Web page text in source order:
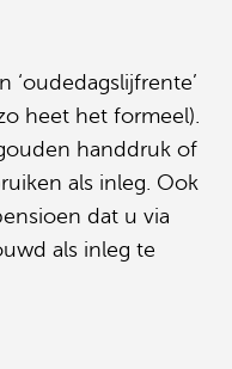
heet het formeel).
handdruk of
als inleg. Ook
dat u via
als inleg te